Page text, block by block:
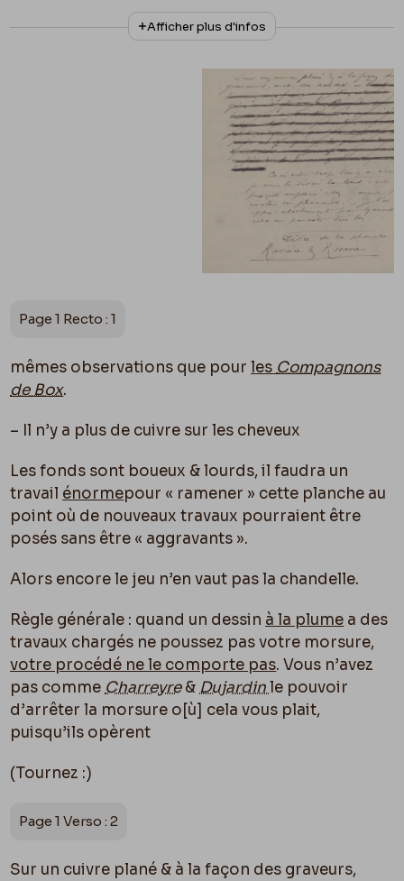
N° d'inventaire
III/215/5/49
Collationnage
Autographe
Belgique, Bruxelles, Bibliothèque royale de
Belgique, Cabinet des Manuscrits
Afficher plus d'infos
Page 1 Recto : 1
mêmes observations que pourles Compagnons
de Box.
– Il n’y a plus de cuivre sur les cheveux
Les fonds sont boueux & lourds, il faudra un
travail énormepour « ramener » cette planche au
point où de nouveaux travaux pourraient être
posés sans être « aggravants ».
Alors encore le jeu n’en vaut pas la chandelle.
Règle générale : quand un dessin à la plume a des
travaux chargés ne poussez pas votre morsure,
votre procédé ne le comporte pas. Vous n’avez
pas comme Charreyre& Dujardinle pouvoir
d’arrêter la morsure o[ù] cela vous plait,
puisqu’ils opèrent
(Tournez :)
Page 1 Verso : 2
Sur un cuivre plané & à la façon des graveurs,